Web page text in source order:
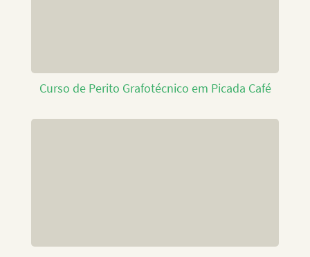
Curso de Perito Grafotécnico em Picada Café